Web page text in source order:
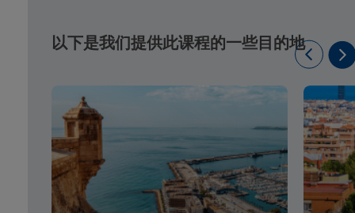
以下是我们提供此课程的一些目的地